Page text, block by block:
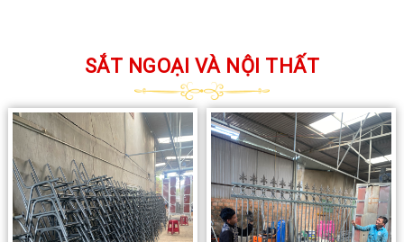
SẮT NGOẠI VÀ NỘI THẤT